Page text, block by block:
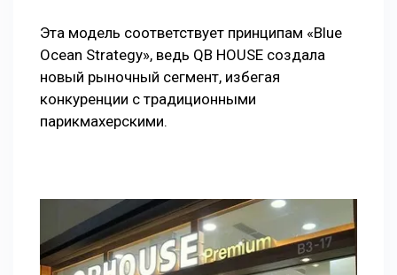
Эта модель соответствует принципам «Blue
Ocean Strategy», ведь QB HOUSE создала
новый рыночный сегмент, избегая
конкуренции с традиционными
парикмахерскими.